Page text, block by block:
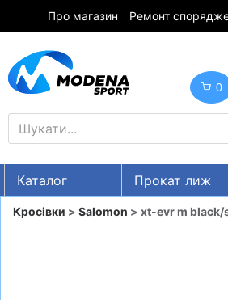
Про магазин Ремонт
0
Каталог Прокат лиж
UA RU EN
Кросівки > Salomon > xt-evr m black/